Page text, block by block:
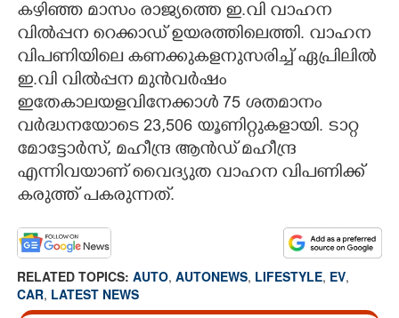
കഴിഞ്ഞ മാസം രാജ്യത്തെ ഇ.വി വാഹന
വിൽപ്പന റെക്കാഡ് ഉയരത്തിലെത്തി. വാഹന
വിപണിയിലെ കണക്കുകളനുസരിച്ച് ഏപ്രിലിൽ
ഇ.വി വിൽപ്പന മുൻവർഷം
ഇതേകാലയളവിനേക്കാൾ 75 ശതമാനം
വർദ്ധനയോടെ 23,506 യൂണിറ്റുകളായി. ടാറ്റ
മോട്ടോർസ്, മഹീന്ദ്ര ആൻഡ് മഹീന്ദ്ര
എന്നിവയാണ് വൈദ്യുത വാഹന വിപണിക്ക്
കരുത്ത് പകരുന്നത്.
RELATED TOPICS: AUTO, AUTONEWS, LIFESTYLE, EV,
CAR, LATEST NEWS